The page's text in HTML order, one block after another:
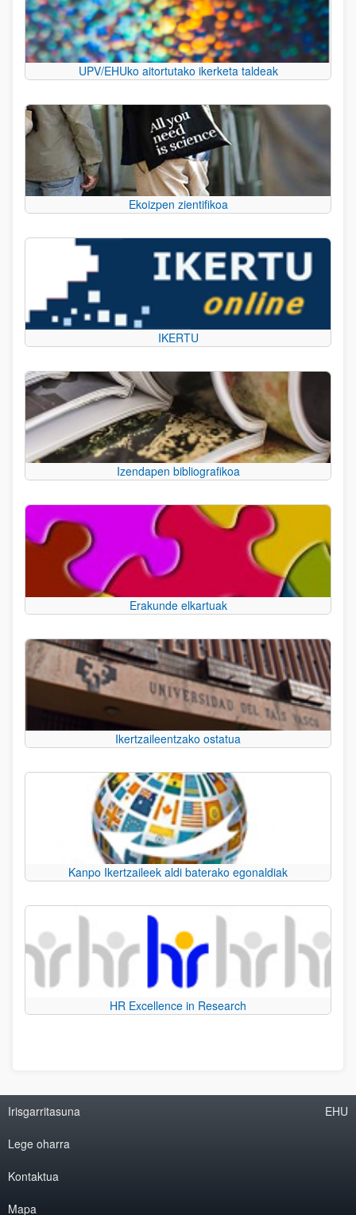
UPV/EHUko aitortutako ikerketa taldeak
Ekoizpen zientifikoa
IKERTU
Izendapen bibliografikoa
Erakunde elkartuak
Ikertzaileentzako ostatua
Kanpo Ikertzaileek aldi baterako egonaldiak
HR Excellence in Research
Irisgarritasuna
Lege oharra
Kontaktua
Mapa
EHU